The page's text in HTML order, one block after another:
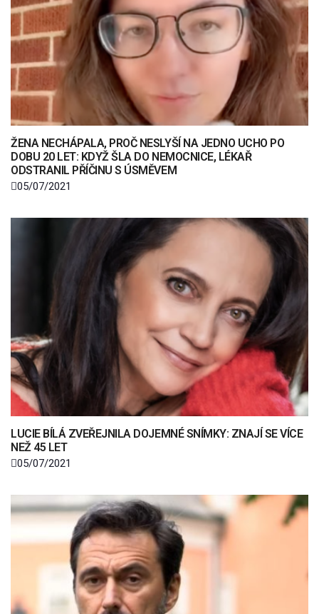
ŽENA NECHÁPALA, PROČ NESLYŠÍ NA JEDNO UCHO PO
DOBU 20 LET: KDYŽ ŠLA DO NEMOCNICE, LÉKAŘ
ODSTRANIL PŘÍČINU S ÚSMĚVEM
05/07/2021
LUCIE BÍLÁ ZVEŘEJNILA DOJEMNÉ SNÍMKY: ZNAJÍ SE VÍCE
NEŽ 45 LET
05/07/2021